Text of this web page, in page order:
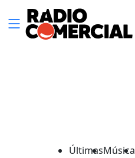
ÚltimasMúsica